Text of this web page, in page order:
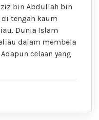
bin Abdullah bin
di tengah kaum
Dunia Islam
dalam membela
celaan yang